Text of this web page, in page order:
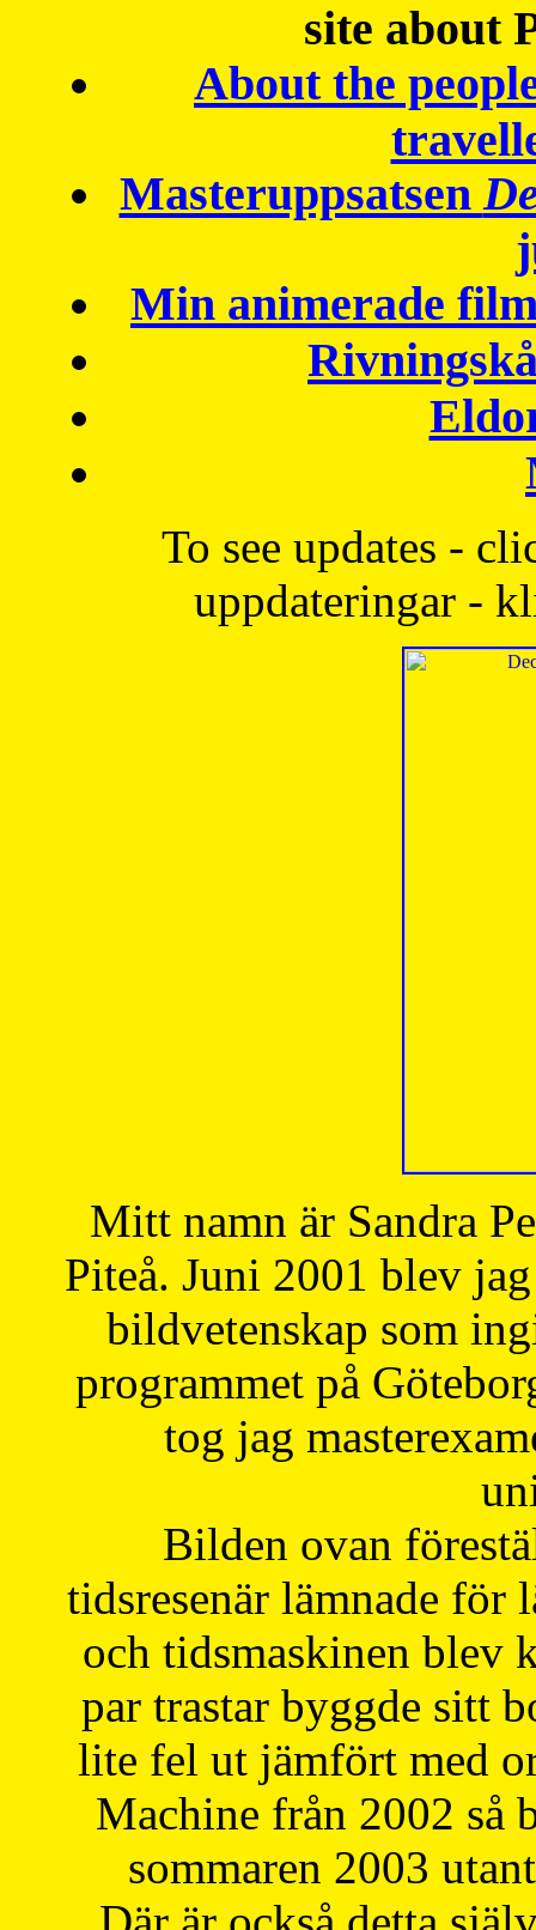
site about
About the
Masteruppsatsen
Min animerade
To see updates -
uppdateringar -
Mitt namn är Sandra
Piteå. Juni 2001 blev
bildvetenskap som
programmet på
tog jag
Bilden ovan
tidsresenär lämnade för
och tidsmaskinen blev
par trastar byggde sitt
lite fel ut jämfört med
Machine från 2002 så
sommaren 2003